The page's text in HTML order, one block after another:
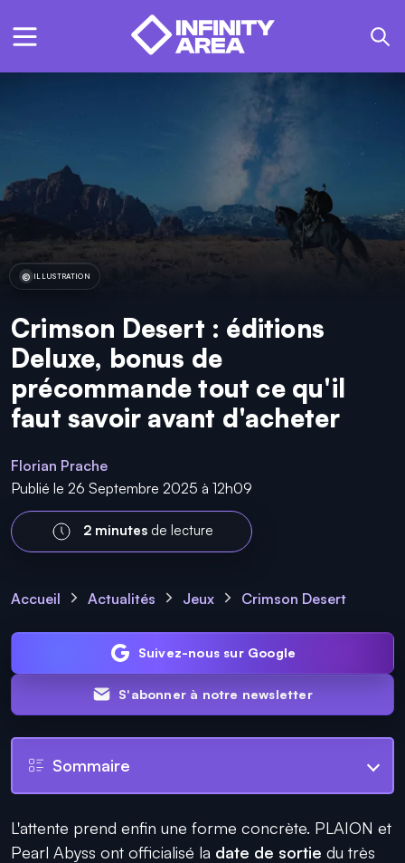
ILLUSTRATION
Crimson Desert : éditions
Deluxe, bonus de
précommande tout ce qu'il
faut savoir avant d'acheter
Florian Prache
Publié le 26 Septembre 2025 à 12h09
2 minutesde lecture
Accueil Actualités Jeux Crimson Desert
Suivez-nous sur Google
S'abonner à notre newsletter
Sommaire
L'attente prend enfin une forme concrète. PLAION et
Pearl Abyss ont officialisé la date de sortie du très